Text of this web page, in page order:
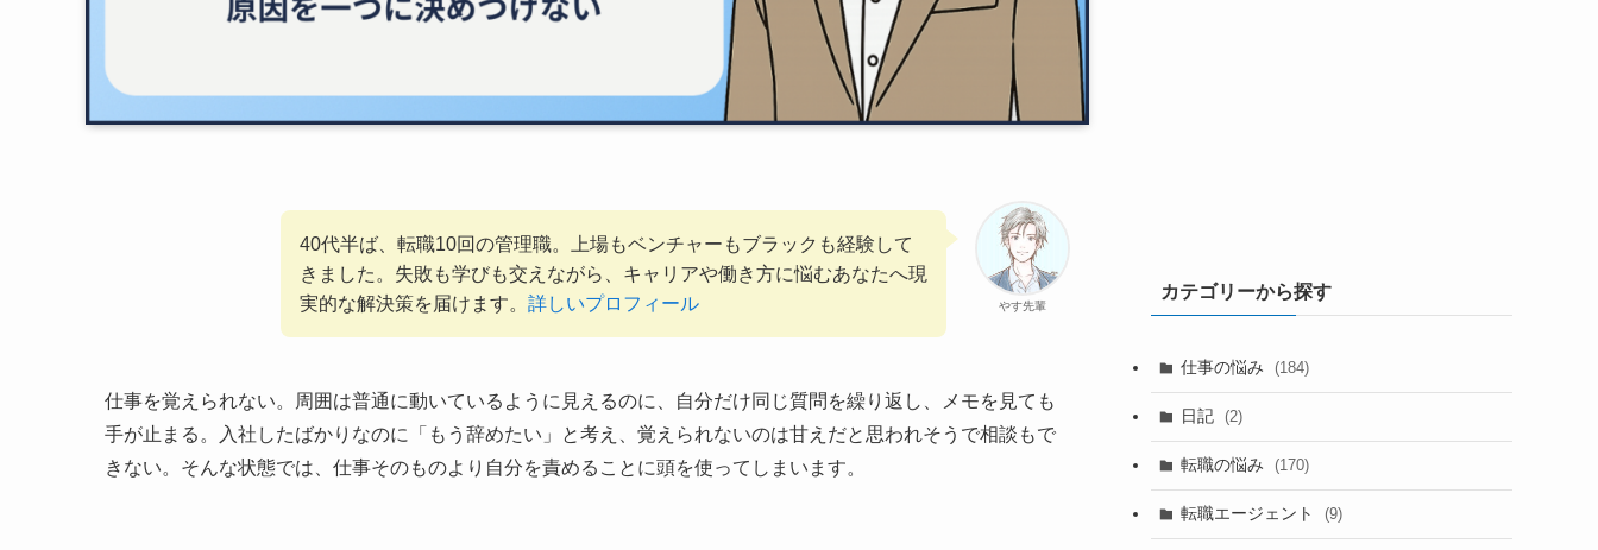
やす先輩
40代半ば、転職10回の管理職。上場もベンチャーもブラックも経験して
きました。失敗も学びも交えながら、キャリアや働き方に悩むあなたへ現
実的な解決策を届けます。 詳しいプロフィール
仕事を覚えられない。周囲は普通に動いているように見えるのに、自分だけ同じ質問を繰り返し、メモを見ても
手が止まる。入社したばかりなのに「もう辞めたい」と考え、覚えられないのは甘えだと思われそうで相談もで
きない。そんな状態では、仕事そのものより自分を責めることに頭を使ってしまいます。
カテゴリーから探す
仕事の悩み (184)
日記 (2)
転職の悩み (170)
転職エージェント (9)